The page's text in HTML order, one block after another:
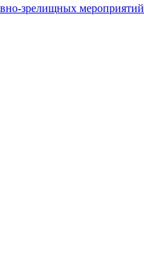
зрелищных мероприятий